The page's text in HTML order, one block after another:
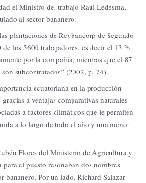
el Ministro del trabajo Raúl Ledesma,
al sector bananero.
plantaciones de Reybancorp de Segundo
de los 5600 trabajadores, es decir el 13 %
por la compañía, mientras que el 87
subcontratados” (2002, p. 74).
ecuatoriana en la producción
a ventajas comparativas naturales
a factores climáticos que le permiten
a lo largo de todo el año y una menor
Flores del Ministerio de Agricultura y
para el puesto resonaban dos nombres
bananero. Por un lado, Richard Salazar